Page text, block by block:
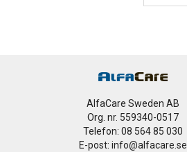
AlfaCare Sweden AB
Org. nr. 559340-0517
Telefon: 08 564 85 030
E-post: info@alfacare.se